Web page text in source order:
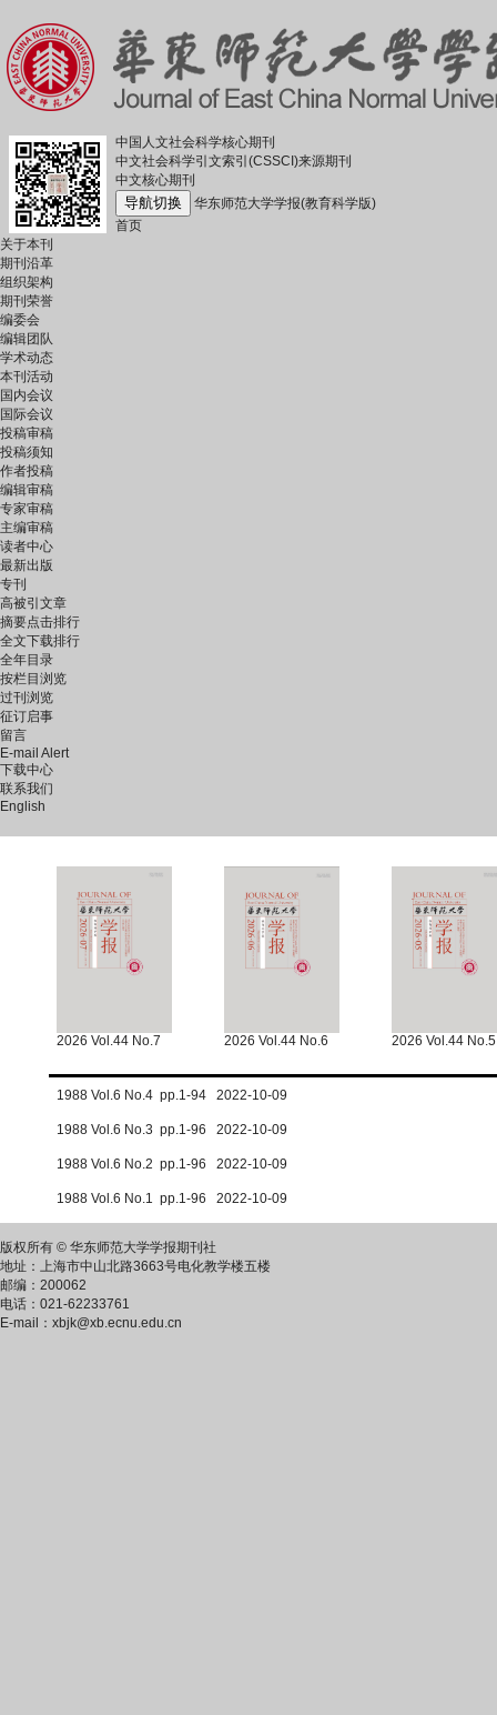
中国人文社会科学核心期刊
中文社会科学引文索引(CSSCI)来源期刊
中文核心期刊
导航切换
华东师范大学学报(教育科学版)
首页
关于本刊
期刊沿革
组织架构
期刊荣誉
编委会
编辑团队
学术动态
本刊活动
国内会议
国际会议
投稿审稿
投稿须知
作者投稿
编辑审稿
专家审稿
主编审稿
读者中心
最新出版
专刊
高被引文章
摘要点击排行
全文下载排行
全年目录
按栏目浏览
过刊浏览
征订启事
留言
E-mail Alert
下载中心
联系我们
English
2026 Vol.44 No.7 2026 Vol.44 No.6 2026 Vol.44 No.5
1988 Vol.6 No.4 pp.1-94 2022-10-09
1988 Vol.6 No.3 pp.1-96 2022-10-09
1988 Vol.6 No.2 pp.1-96 2022-10-09
1988 Vol.6 No.1 pp.1-96 2022-10-09
版权所有 © 华东师范大学学报期刊社
地址：上海市中山北路3663号电化教学楼五楼
邮编：200062
电话：021-62233761
E-mail：xbjk@xb.ecnu.edu.cn